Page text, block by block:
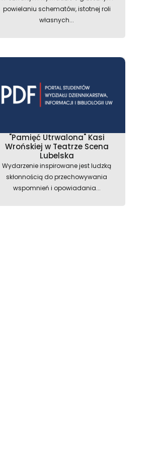
powielaniu schematów, istotnej roli
własnych...
"Pamięć Utrwalona" Kasi
Wrońskiej w Teatrze Scena
Lubelska
Wydarzenie inspirowane jest ludzką
skłonnością do przechowywania
wspomnień i opowiadania...